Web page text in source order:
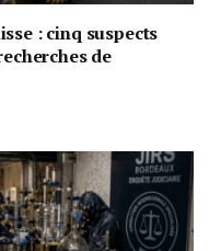
: cinq suspects
de